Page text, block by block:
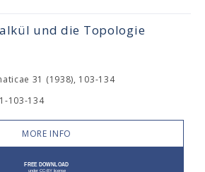
und die Topologie
31 (1938), 103-134
103-134
MORE INFO